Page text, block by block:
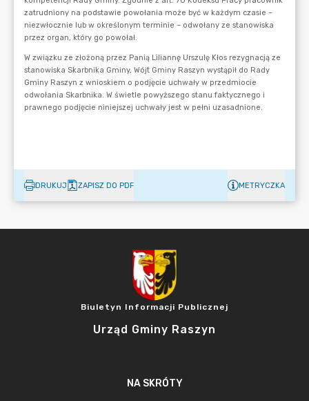
DRUKUJ ZAPISZ DO PDF METRYCZKA
Biuletyn Informacji Publicznej
Urząd Gminy Raszyn
NA SKRÓTY